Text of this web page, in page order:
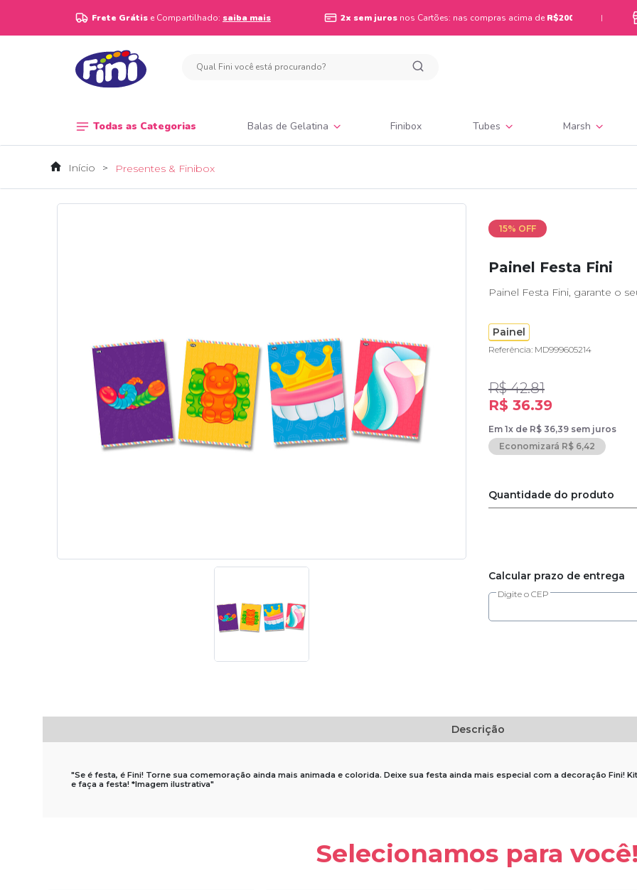
Frete Grátis e Compartilhado: saiba mais 2x sem jurosnos Cartões: nas compras acima de R$200 |
Todas as Categorias Balas de Gelatina Finibox Tubes Marsh
Início Presentes & Finibox
15% OFF
Painel Festa Fini
Painel Festa Fini, garante o
Painel
Referência: MD999605214
R$ 42.81
R$ 36.39
Em 1x de R$ 36,39 sem juros
Economizará R$ 6,42
Quantidade do produto
Calcular prazo de entrega
Digite o CEP
Descrição
"Se é festa, é Fini! Torne sua comemoração ainda mais animada e colorida. Deixe sua festa ainda mais especial com a decoração Fini!
e faça a festa! *Imagem ilustrativa"
Selecionamos para você!